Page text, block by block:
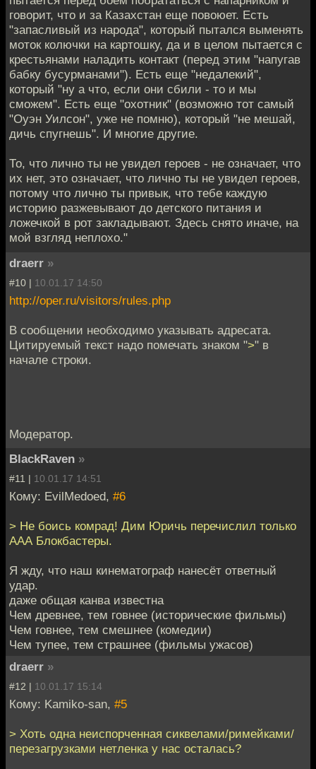
говорит, что и за Казахстан еще повоюет. Есть
"запасливый из народа", который пытался выменять
моток колючки на картошку, да и в целом пытается с
крестьянами наладить контакт (перед этим "напугав
бабку бусурманами"). Есть еще "недалекий",
который "ну а что, если они сбили - то и мы
сможем". Есть еще "охотник" (возможно тот самый
"Оуэн Уилсон", уже не помню), который "не мешай,
дичь спугнешь". И многие другие.
То, что лично ты не увидел героев - не означает, что
их нет, это означает, что лично ты не увидел героев,
потому что лично ты привык, что тебе каждую
историю разжевывают до детского питания и
ложечкой в рот закладывают. Здесь снято иначе, на
мой взгляд неплохо."
draerr »
#10 | 10.01.17 14:50
http://oper.ru/visitors/rules.php
В сообщении необходимо указывать адресата.
Цитируемый текст надо помечать знаком ">" в
начале строки.
Модератор.
BlackRaven »
#11 | 10.01.17 14:51
Кому: EvilMedoed, #6
> Не боись комрад! Дим Юричь перечислил только
ААА Блокбастеры.
Я жду, что наш кинематограф нанесёт ответный
удар.
даже общая канва известна
Чем древнее, тем говнее (исторические фильмы)
Чем говнее, тем смешнее (комедии)
Чем тупее, тем страшнее (фильмы ужасов)
draerr »
#12 | 10.01.17 15:14
Кому: Kamiko-san, #5
> Хоть одна неиспорченная сиквелами/римейками/
перезагрузками нетленка у нас осталась?